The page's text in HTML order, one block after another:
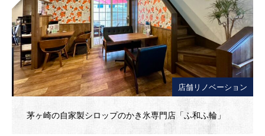
店舗リノベーション
茅ヶ崎の自家製シロップのかき氷専門店「ふ和ふ輪」